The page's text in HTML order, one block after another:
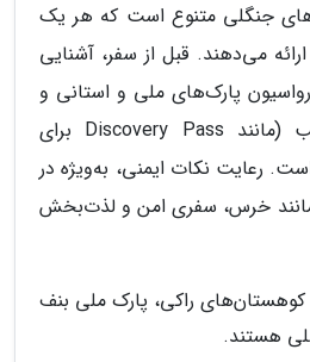
جنگلی متنوع است که هر یک
می‌دهند. قبل از سفر، آشنایی
پارک‌های ملی و استانی و
تهیه مجوز ورود مناسب (مانند Discovery Pass برای
رعایت نکات ایمنی، به‌ویژه در
خرس، سفری امن و لذت‌بخش
کوهستان‌های راکی، پارک ملی بنف
هستند.